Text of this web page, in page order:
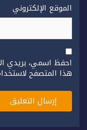
الموقع الإلكتروني
احفظ اسمي، بريدي
هذا المتصفح